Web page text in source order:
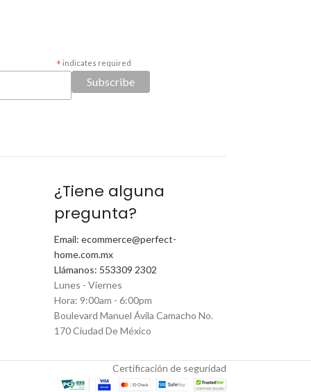
* indicates required
¿Tiene alguna
pregunta?
Email: ecommerce@perfect-
home.com.mx
Llámanos: 553309 2302
Lunes - Viernes
Hora: 9:00am - 6:00pm
Boulevard Manuel Ávila Camacho No.
170 Ciudad De México
Certificación de seguridad